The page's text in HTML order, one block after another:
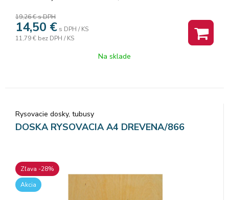
19,26 €s DPH
14,50 € s DPH / KS
11,79 € bez DPH / KS
Na sklade
Rysovacie dosky, tubusy
DOSKA RYSOVACIA A4 DREVENA/866
Zľava -28%
Akcia